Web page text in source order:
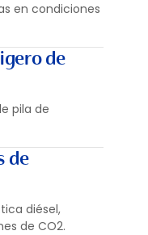
en condiciones
de
pila de
de
diésel,
de CO2.